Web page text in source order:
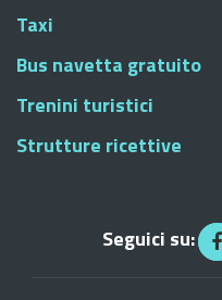
Taxi
Bus navetta gratuito
Trenini turistici
Strutture ricettive
Seguici su: